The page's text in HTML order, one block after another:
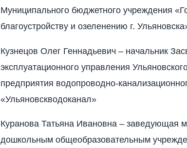
Муниципального бюджетного учреждения
благоустройству и озеленению г.
Кузнецов Олег Геннадьевич – начальник
эксплуатационного управления
предприятия водопроводно-
«Ульяновскводоканал»
Куранова Татьяна Ивановна – заведующая
дошкольным общеобразовательным